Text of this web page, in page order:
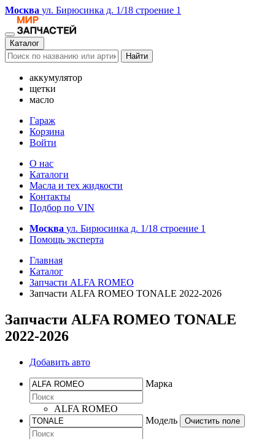
Москва ул. Бирюсинка д. 1/18 строение 1
Каталог
Найти
аккумулятор
щетки
масло
Гараж
Корзина
Войти
О нас
Каталоги
Масла и тех жидкости
Контакты
Подбор по VIN
Москва ул. Бирюсинка д. 1/18 строение 1
Помощь эксперта
Главная
Каталог
Запчасти ALFA ROMEO
Запчасти ALFA ROMEO TONALE 2022-2026
Запчасти ALFA ROMEO TONALE
2022-2026
Добавить авто
Марка
ALFA ROMEO
Модель
Очистить поле